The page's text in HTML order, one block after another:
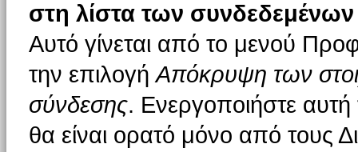
στη λίστα των
Αυτό γίνεται από το μενού
την επιλογήΑπόκρυψη των
σύνδεσης. Ενεργοποιήστε
θα είναι ορατό μόνο από τους